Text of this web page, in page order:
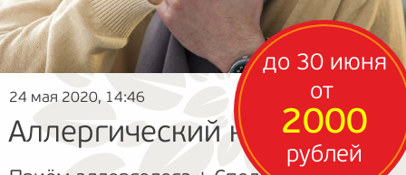
24 мая 2020, 14:46
Аллергический кашель?
до 30 июня
от
2000
рублей